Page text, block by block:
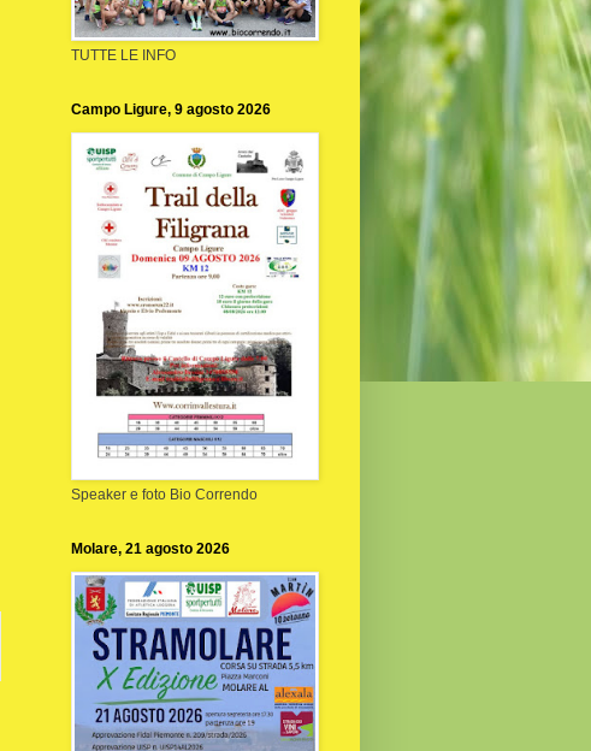
TUTTE LE INFO
Campo Ligure, 9 agosto 2026
Speaker e foto Bio Correndo
Molare, 21 agosto 2026